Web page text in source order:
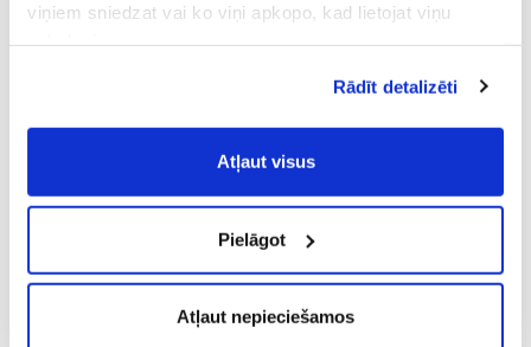
viņiem sniedzat vai ko viņi apkopo, kad lietojat viņu
Vispārīgiem vietnes lietošanas
noteikumiem(saīsināti - VVLN).
Rādīt detalizēti
Atļaut visus
Pielāgot
Atļaut nepieciešamos